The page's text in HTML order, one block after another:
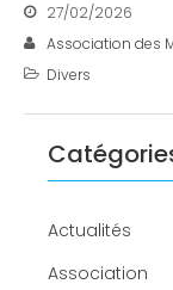
27/02/2026
Association des
Divers
Actualités
Association